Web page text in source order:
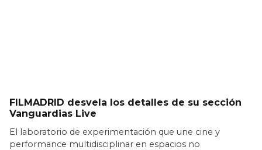
FILMADRID desvela los detalles de su sección
Vanguardias Live
El laboratorio de experimentación que une cine y
performance multidisciplinar en espacios no